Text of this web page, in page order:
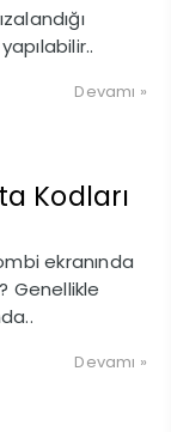
Devamı »
Kodları
ekranında
Genellikle
Devamı »